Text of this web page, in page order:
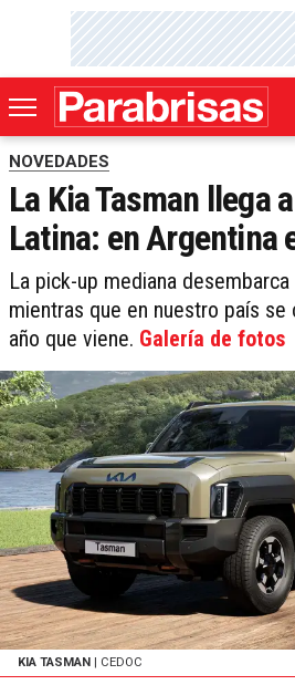
NOVEDADES
La Kia Tasman llega
Latina: en Argentina
La pick-up mediana
mientras que en nuestro país
año que viene. Galería de fotos
KIA TASMAN | CEDOC